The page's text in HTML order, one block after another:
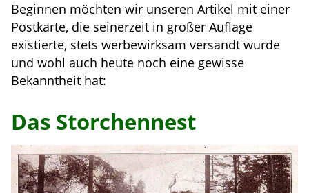
Beginnen möchten wir unseren Artikel mit einer
Postkarte, die seinerzeit in großer Auflage
existierte, stets werbewirksam versandt wurde
und wohl auch heute noch eine gewisse
Bekanntheit hat:
Das Storchennest